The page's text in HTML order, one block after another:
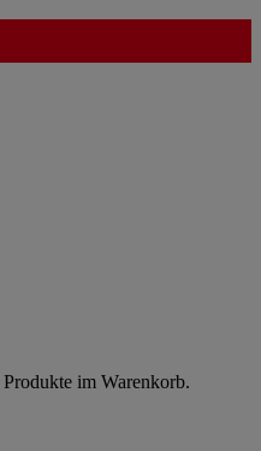
im Warenkorb.